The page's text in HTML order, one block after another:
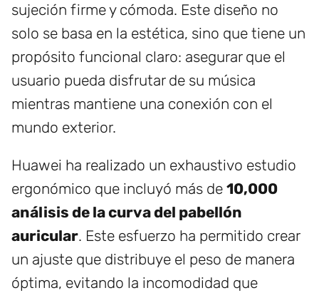
sujeción firme y cómoda. Este diseño no
solo se basa en la estética, sino que tiene un
propósito funcional claro: asegurar que el
usuario pueda disfrutar de su música
mientras mantiene una conexión con el
mundo exterior.
Huawei ha realizado un exhaustivo estudio
ergonómico que incluyó más de 10,000
análisis de la curva del pabellón
auricular. Este esfuerzo ha permitido crear
un ajuste que distribuye el peso de manera
óptima, evitando la incomodidad que